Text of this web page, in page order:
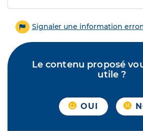
Signaler une information
Le contenu proposé
utile ?
OUI